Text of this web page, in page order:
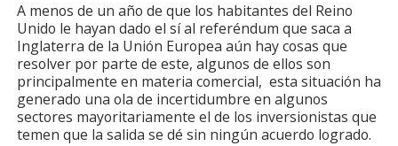
A menos de un año de que los habitantes del Reino
Unido le hayan dado el sí al referéndum que saca a
Inglaterra de la Unión Europea aún hay cosas que
resolver por parte de este, algunos de ellos son
principalmente en materia comercial, esta situación ha
generado una ola de incertidumbre en algunos
sectores mayoritariamente el de los inversionistas que
temen que la salida se dé sin ningún acuerdo logrado.